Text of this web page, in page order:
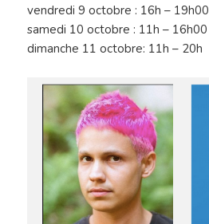
vendredi 9 octobre : 16h – 19h00
samedi 10 octobre : 11h – 16h00
dimanche 11 octobre: 11h – 20h